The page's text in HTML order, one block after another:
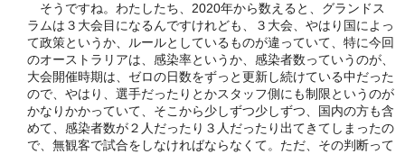
そうですね。わたしたち、2020年から数えると、グランドス
ラムは３大会目になるんですけれども、３大会、やはり国によっ
て政策というか、ルールとしているものが違っていて、特に今回
のオーストラリアは、感染率というか、感染者数っていうのが、
大会開催時期は、ゼロの日数をずっと更新し続けている中だった
ので、やはり、選手だったりとかスタッフ側にも制限というのが
かなりかかっていて、そこから少しずつ少しずつ、国内の方も含
めて、感染者数が２人だったり３人だったり出てきてしまったの
で、無観客で試合をしなければならなくて。ただ、その判断って